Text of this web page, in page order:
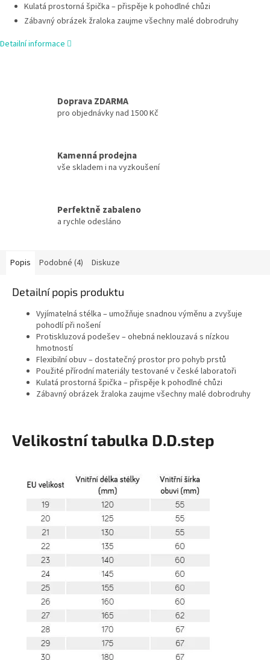
Kulatá prostorná špička – přispěje k pohodlné chůzi
Zábavný obrázek žraloka zaujme všechny malé dobrodruhy
Detailní informace
Doprava ZDARMA
pro objednávky nad 1500 Kč
Kamenná prodejna
vše skladem i na vyzkoušení
Perfektně zabaleno
a rychle odesláno
Popis Podobné (4) Diskuze
Detailní popis produktu
Vyjímatelná stélka – umožňuje snadnou výměnu a zvyšuje
pohodlí při nošení
Protiskluzová podešev – ohebná neklouzavá s nízkou
hmotností
Flexibilní obuv – dostatečný prostor pro pohyb prstů
Použité přírodní materiály testované v české laboratoři
Kulatá prostorná špička – přispěje k pohodlné chůzi
Zábavný obrázek žraloka zaujme všechny malé dobrodruhy
Velikostní tabulka D.D.step